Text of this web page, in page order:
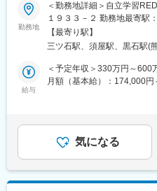
変更の範囲：会社の定める
室運営や営業活動など多様
す。教育業界未経験でも安
っています。
新人講師研修やOJT、先輩
成長できる体制です。
で、ワークライフバランス
■想定されるキャリアパス
教室長として経験を積んだ
へのキャリアアップも目指
■職務内容：
明光義塾 御代志教室にて、
ジメント いただきます。
▼詳細…
（1）生徒の学習管理・成
・個別指導カリキュラムの
（2）講師（大学生・社会
・採用、シフト管理
勤務地
＜勤務地詳細＞自立学習
１９３３－２ 勤務地最寄駅
喫煙対策：屋内全面禁煙変更
【最寄り駅】
三ツ石駅、須屋駅、黒石駅(
給与
＜予定年収＞330万円～600
月額（基本給）：174,000円
給：年2回(6,11月)／1月あ
■賞与：年2回(8,12月)賃金
を通じて上下する可能性が
た表記です。
気になる